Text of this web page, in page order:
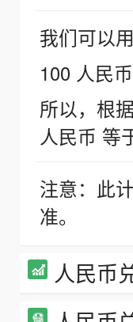
我们可以
100 人民
所以，根
人民币 等
注意：此
准。
人民币